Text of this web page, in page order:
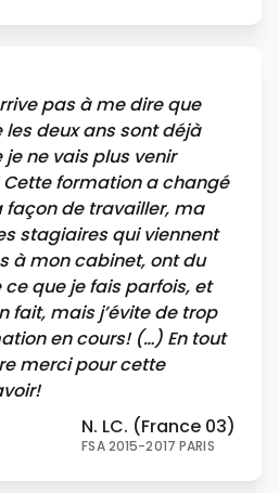
pas à me dire que
les deux ans sont déjà
ne vais plus venir
formation a changé
de travailler, ma
stagiaires qui viennent
à mon cabinet, ont du
que je fais parfois, et
fait, mais j’évite de trop
en cours! (…) En tout
merci pour cette
N. LC. (France 03)
FSA 2015-2017 PARIS